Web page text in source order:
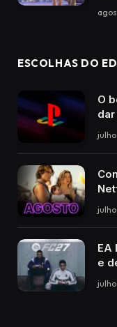
ESCOLHAS DO
O
EA
e